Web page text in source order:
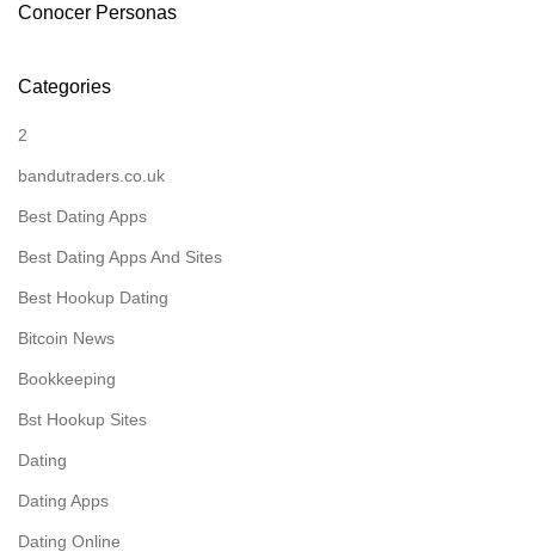
Conocer Personas
Categories
2
bandutraders.co.uk
Best Dating Apps
Best Dating Apps And Sites
Best Hookup Dating
Bitcoin News
Bookkeeping
Bst Hookup Sites
Dating
Dating Apps
Dating Online